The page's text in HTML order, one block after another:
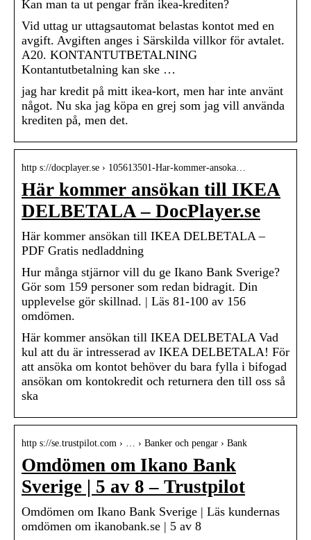
Kan man ta ut pengar från ikea-krediten?
Vid uttag ur uttagsautomat belastas kontot med en
avgift. Avgiften anges i Särskilda villkor för avtalet.
A20. KONTANTUTBETALNING
Kontantutbetalning kan ske …
jag har kredit på mitt ikea-kort, men har inte använt
något. Nu ska jag köpa en grej som jag vill använda
krediten på, men det.
http s://docplayer.se › 105613501-Har-kommer-ansoka…
Här kommer ansökan till IKEA
DELBETALA – DocPlayer.se
Här kommer ansökan till IKEA DELBETALA –
PDF Gratis nedladdning
Hur många stjärnor vill du ge Ikano Bank Sverige?
Gör som 159 personer som redan bidragit. Din
upplevelse gör skillnad. | Läs 81-100 av 156
omdömen.
Här kommer ansökan till IKEA DELBETALA Vad
kul att du är intresserad av IKEA DELBETALA! För
att ansöka om kontot behöver du bara fylla i bifogad
ansökan om kontokredit och returnera den till oss så
ska
http s://se.trustpilot.com › … › Banker och pengar › Bank
Omdömen om Ikano Bank
Sverige | 5 av 8 – Trustpilot
Omdömen om Ikano Bank Sverige | Läs kundernas
omdömen om ikanobank.se | 5 av 8